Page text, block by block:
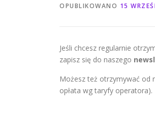
OPUBLIKOWANO 15
Jeśli chcesz regularnie
zapisz się do naszego
Możesz też otrzymywać od
opłata wg taryfy operatora).